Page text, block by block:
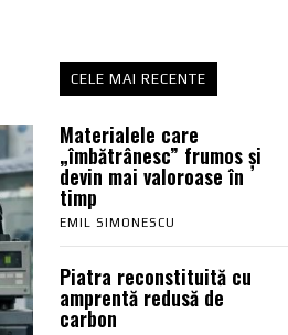
CELE MAI RECENTE
Materialele care
„îmbătrânesc” frumos și
devin mai valoroase în
timp
EMIL SIMONESCU
Piatra reconstituită cu
amprentă redusă de
carbon